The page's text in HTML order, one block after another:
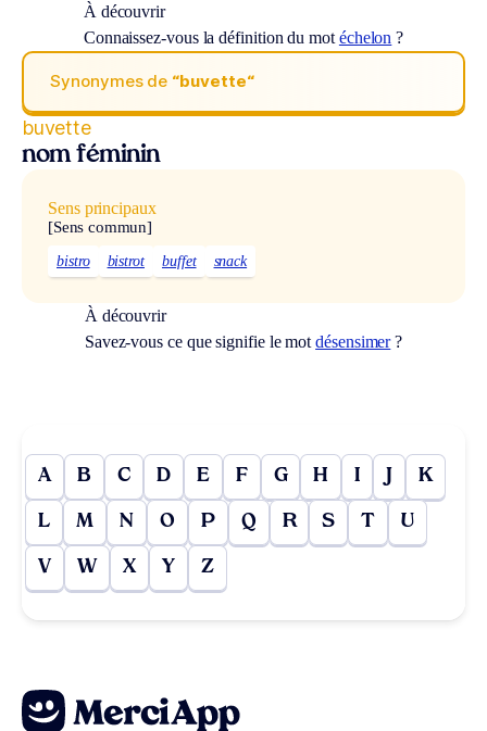
À découvrir
Connaissez-vous la définition du mot échelon ?
Synonymes de “buvette“
buvette
nom féminin
Sens principaux
[Sens commun]
bistro bistrot buffet snack
À découvrir
Savez-vous ce que signifie le motdésensimer?
A B C D E F G H I J K
L M N O P Q R S T U
V W X Y Z